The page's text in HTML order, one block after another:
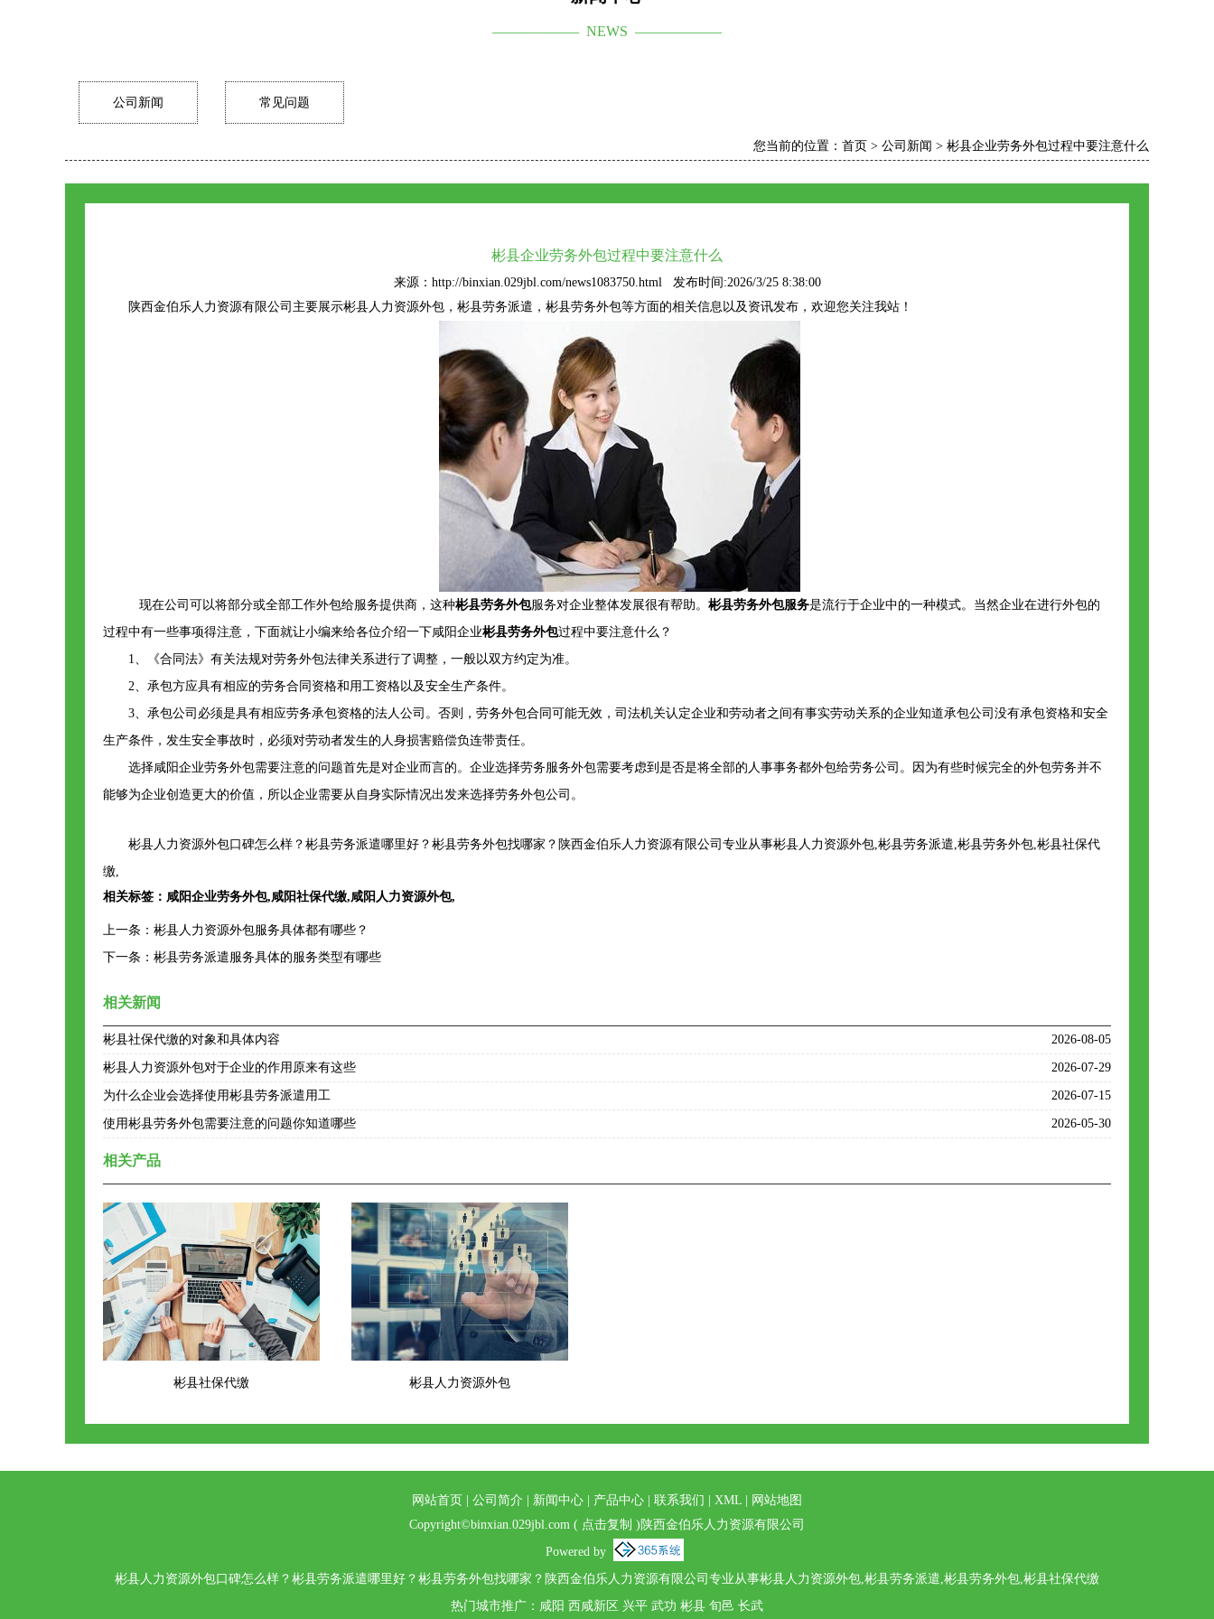
—————— NEWS ——————
公司新闻 常见问题
您当前的位置： 首页 > 公司新闻 > 彬县企业劳务外包过程中要注意什么
彬县企业劳务外包过程中要注意什么
来源：http://binxian.029jbl.com/news1083750.html 发布时间:2026/3/25 8:38:00
陕西金伯乐人力资源有限公司主要展示彬县人力资源外包 ，彬县劳务派遣，彬县劳务外包等方面的相关信息以及资讯发布，欢迎您关注我站！
现在公司可以将部分或全部工作外包给服务提供商，这种彬县劳务外包服务对企业整体发展很有帮助。 彬县劳务外包服务是流行于企业中的一种模式。当然企业在进行外包的
过程中有一些事项得注意，下面就让小编来给各位介绍一下咸阳企业彬县劳务外包过程中要注意什么？
1、《合同法》有关法规对劳务外包法律关系进行了调整，一般以双方约定为准。
2、承包方应具有相应的劳务合同资格和用工资格以及安全生产条件。
3、承包公司必须是具有相应劳务承包资格的法人公司。否则，劳务外包合同可能无效，司法机关认定企业和劳动者之间有事实劳动关系的企业知道承包公司没有承包资格和安全
生产条件，发生安全事故时，必须对劳动者发生的人身损害赔偿负连带责任。
选择咸阳企业劳务外包需要注意的问题首先是对企业而言的。企业选择劳务服务外包需要考虑到是否是将全部的人事事务都外包给劳务公司。因为有些时候完全的外包劳务并不
能够为企业创造更大的价值，所以企业需要从自身实际情况出发来选择劳务外包公司。
彬县人力资源外包口碑怎么样？彬县劳务派遣哪里好？彬县劳务外包找哪家？陕西金伯乐人力资源有限公司专业从事彬县人力资源外包,彬县劳务派遣,彬县劳务外包,彬县社保代
缴,
相关标签： 咸阳企业劳务外包,咸阳社保代缴,咸阳人力资源外包,
上一条： 彬县人力资源外包服务具体都有哪些？
下一条： 彬县劳务派遣服务具体的服务类型有哪些
相关新闻
彬县社保代缴的对象和具体内容 2026-08-05
彬县人力资源外包对于企业的作用原来有这些 2026-07-29
为什么企业会选择使用彬县劳务派遣用工 2026-07-15
使用彬县劳务外包需要注意的问题你知道哪些 2026-05-30
相关产品
彬县社保代缴 彬县人力资源外包
网站首页 公司简介 新闻中心 产品中心 联系我们 XML
网站地图
Copyright©binxian.029jbl.com ( 点击复制 )陕西金伯乐人力资源有限公司
Powered by
彬县人力资源外包口碑怎么样？彬县劳务派遣哪里好？彬县劳务外包找哪家？陕西金伯乐人力资源有限公司专业从事彬县人力资源外包,彬县劳务派遣,彬县劳务外包,彬县社保代缴
热门城市推广： 咸阳 西咸新区 兴平 武功 彬县 旬邑 长武